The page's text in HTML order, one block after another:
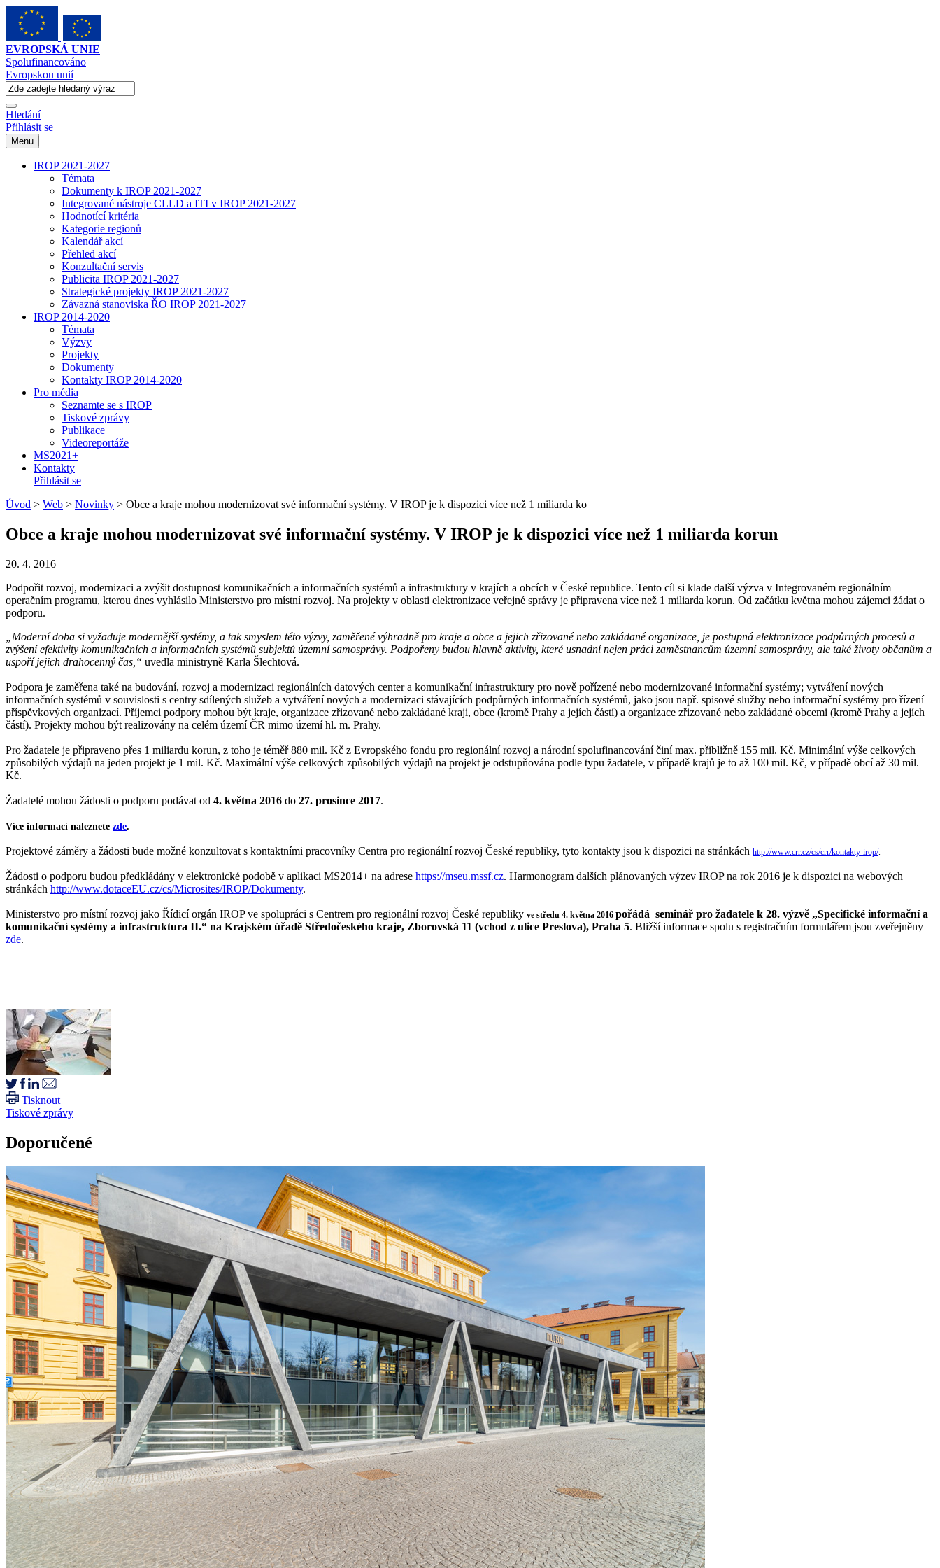
EVROPSKÁ UNIE
Spolufinancováno
Evropskou unií
Hledání
Přihlásit se
Menu
IROP 2021-2027
Témata
Dokumenty k IROP 2021-2027
Integrované nástroje CLLD a ITI v IROP 2021-2027
Hodnotící kritéria
Kategorie regionů
Kalendář akcí
Přehled akcí
Konzultační servis
Publicita IROP 2021-2027
Strategické projekty IROP 2021-2027
Závazná stanoviska ŘO IROP 2021-2027
IROP 2014-2020
Témata
Výzvy
Projekty
Dokumenty
Kontakty IROP 2014-2020
Pro média
Seznamte se s IROP
Tiskové zprávy
Publikace
Videoreportáže
MS2021+
Kontakty
Přihlásit se
Úvod > Web > Novinky > Obce a kraje mohou modernizovat své informační systémy. V IROP je k dispozici více než 1 miliarda ko
Obce a kraje mohou modernizovat své informační systémy. V IROP je k dispozici více než 1 miliarda korun
20. 4. 2016
Podpořit rozvoj, modernizaci a zvýšit dostupnost komunikačních a informačních systémů a infrastruktury v krajích a obcích v České republice. Tento cíl si klade další výzva v Integrovaném regionálním
operačním programu, kterou dnes vyhlásilo Ministerstvo pro místní rozvoj. Na projekty v oblasti elektronizace veřejné správy je připravena více než 1 miliarda korun. Od začátku května mohou zájemci žádat o
podporu.
„Moderní doba si vyžaduje modernější systémy, a tak smyslem této výzvy, zaměřené výhradně pro kraje a obce a jejich zřizované nebo zakládané organizace, je postupná elektronizace podpůrných procesů a
zvýšení efektivity komunikačních a informačních systémů subjektů územní samosprávy. Podpořeny budou hlavně aktivity, které usnadní nejen práci zaměstnancům územní samosprávy, ale také životy občanům a
uspoří jejich drahocenný čas,“ uvedla ministryně Karla Šlechtová.
Podpora je zaměřena také na budování, rozvoj a modernizaci regionálních datových center a komunikační infrastruktury pro nově pořízené nebo modernizované informační systémy; vytváření nových
informačních systémů v souvislosti s centry sdílených služeb a vytváření nových a modernizaci stávajících podpůrných informačních systémů, jako jsou např. spisové služby nebo informační systémy pro řízení
příspěvkových organizací. Příjemci podpory mohou být kraje, organizace zřizované nebo zakládané kraji, obce (kromě Prahy a jejích částí) a organizace zřizované nebo zakládané obcemi (kromě Prahy a jejích
částí). Projekty mohou být realizovány na celém území ČR mimo území hl. m. Prahy.
Pro žadatele je připraveno přes 1 miliardu korun, z toho je téměř 880 mil. Kč z Evropského fondu pro regionální rozvoj a národní spolufinancování činí max. přibližně 155 mil. Kč. Minimální výše celkových
způsobilých výdajů na jeden projekt je 1 mil. Kč. Maximální výše celkových způsobilých výdajů na projekt je odstupňována podle typu žadatele, v případě krajů je to až 100 mil. Kč, v případě obcí až 30 mil.
Kč.
Žadatelé mohou žádosti o podporu podávat od 4. května 2016 do 27. prosince 2017.
Více informací naleznete zde.
Projektové záměry a žádosti bude možné konzultovat s kontaktními pracovníky Centra pro regionální rozvoj České republiky, tyto kontakty jsou k dispozici na stránkách http://www.crr.cz/cs/crr/kontakty-irop/.
Žádosti o podporu budou předkládány v elektronické podobě v aplikaci MS2014+ na adrese https://mseu.mssf.cz. Harmonogram dalších plánovaných výzev IROP na rok 2016 je k dispozici na webových
stránkách http://www.dotaceEU.cz/cs/Microsites/IROP/Dokumenty.
Ministerstvo pro místní rozvoj jako Řídicí orgán IROP ve spolupráci s Centrem pro regionální rozvoj České republiky ve středu 4. května 2016 pořádá seminář pro žadatele k 28. výzvě „Specifické informační a
komunikační systémy a infrastruktura II.“ na Krajském úřadě Středočeského kraje, Zborovská 11 (vchod z ulice Preslova), Praha 5. Bližší informace spolu s registračním formulářem jsou zveřejněny
zde.
Tisknout
Tiskové zprávy
Doporučené